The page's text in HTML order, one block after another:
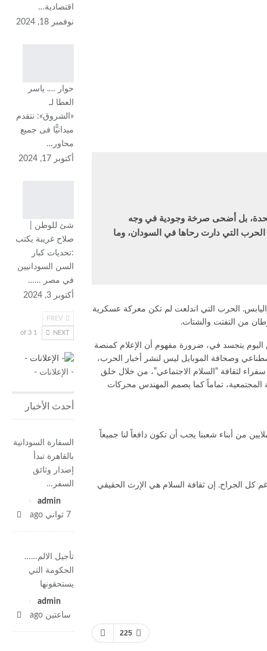
بل أضحى صرخة وجودية في وجه
الحرب التي دارت رحاها في السودان، وما
الحرب التي اندلعت لم تكن معركة عسكرية
من التفتت والشتات.
اليوم يتجسد في، ضرورة مفهوم أن الإعلام كمنصة
وصحافة الموبايل ليس لنشر أخبار الحرب،
لثقافة “السلام الاجتماعي”، من خلال خلق
المجتمعية، تماماً كما يصمم المهندس محركات
من أبناء شعبنا يجب أن تكون دافعاً لنا جميعاً
كل الجراح. إن ثقافة السلام هي الإرث الحقيقي
225
اقتصادية…
نوفمبر 18, 2024
حوار …. ياسر
العطا لـ
«الشروق»: نتقدم
ميدانيًّا فى جميع
محاور…
أكتوبر 17, 2024
شئ للوطن |
صلاح غريبة يكتب
:تحديات كبار
السن السودانيين
في مصر ……
أكتوبر 3, 2024
PREV
NEXT
1 of 3
- الإعلانات -
أحدث الأخبار
السفارة السودانية
بالقاهرة تبدأ
إصدار وثائق
السفر…
admin
7 ثواني ago
تأجيل الالم……
الحكومة التي
يستحقونها
admin
ساعتين ago